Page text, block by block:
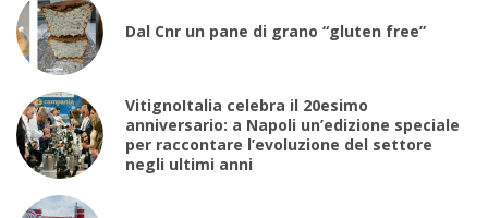
Dal Cnr un pane di grano “gluten free”
VitignoItalia celebra il 20esimo
anniversario: a Napoli un’edizione speciale
per raccontare l’evoluzione del settore
negli ultimi anni